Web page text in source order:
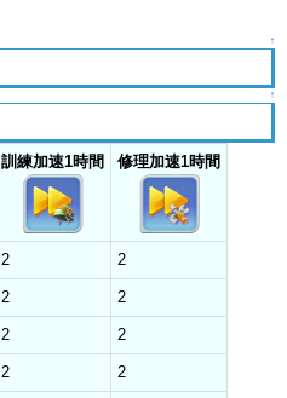
↑
↑
訓練加速1時間 修理加速1時間
2 2
2 2
2 2
2 2